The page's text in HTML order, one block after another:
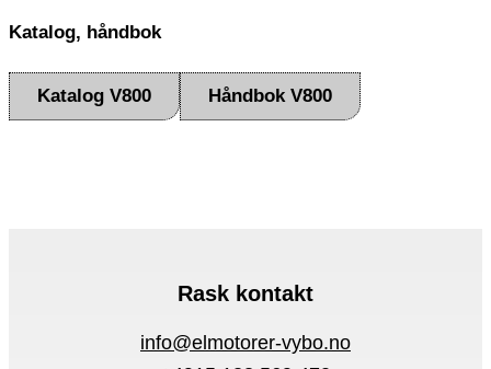
Katalog, håndbok
Katalog V800 Håndbok V800
Rask kontakt
info@elmotorer-vybo.no